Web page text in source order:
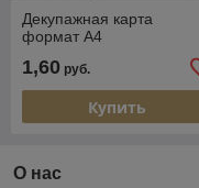
Декупажная карта
формат А4
1,60 руб.
Купить
О нас